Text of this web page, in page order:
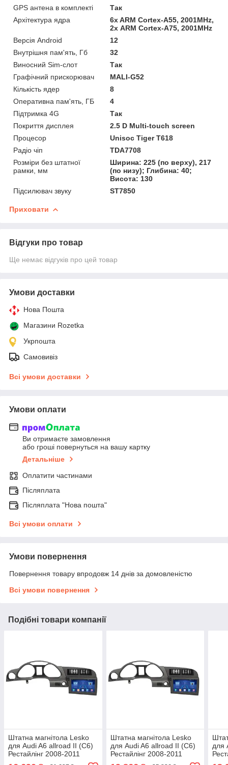
GPS антена в комплекті
Так
Архітектура ядра
6x ARM Cortex-A55, 2001MHz,
2х ARM Cortex-A75, 2001MHz
Версія Android
12
Внутрішня пам'ять, Гб
32
Виносний Sim-слот
Так
Графічний прискорювач
MALI-G52
Кількість ядер
8
Оперативна пам'ять, ГБ
4
Підтримка 4G
Так
Покриття дисплея
2.5 D Multi-touch screen
Процесор
Unisoc Tiger T618
Радіо чіп
TDA7708
Розміри без штатної
рамки, мм
Ширина: 225 (по верху), 217
(по низу); Глибина: 40;
Висота: 130
Підсилювач звуку
ST7850
Приховати
Відгуки про товар
Ще немає відгуків про цей товар
Умови доставки
Нова Пошта
Магазини Rozetka
Укрпошта
Самовивіз
Всі умови доставки
Умови оплати
Ви отримаєте замовлення
або гроші повернуться на вашу картку
Детальніше
Оплатити частинами
Післяплата
Післяплата "Нова пошта"
Всі умови оплати
Умови повернення
Повернення товару впродовж 14 днів за домовленістю
Всі умови повернення
Подібні товари компанії
Штатна магнітола Lesko
для Audi A6 allroad II (C6)
Рестайлінг 2008-2011
екран 9" 4/32Gb 4G Wi-Fi
Штатна магнітола Lesko
для Audi A6 allroad II (C6)
Рестайлінг 2008-2011
екран 9" 6/128Gb 4G Wi-Fi
для